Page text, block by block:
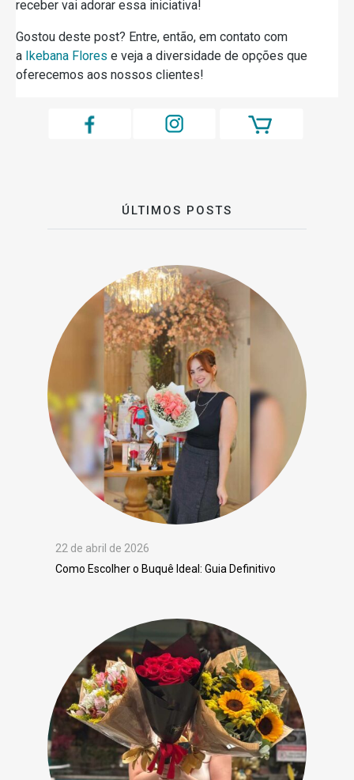
receber vai adorar essa iniciativa!
Gostou deste post? Entre, então, em contato com
a Ikebana Flores e veja a diversidade de opções que
oferecemos aos nossos clientes!
ÚLTIMOS POSTS
22 de abril de 2026
Como Escolher o Buquê Ideal: Guia Definitivo